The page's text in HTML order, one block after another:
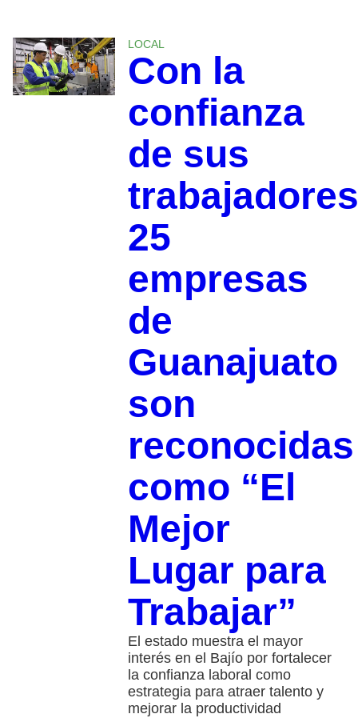
LOCAL
Con la
confianza
de sus
25
empresas
de
Guanajuato
son
reconocidas
como “El
Mejor
Lugar para
Trabajar”
El estado muestra el mayor
interés en el Bajío por fortalecer
la confianza laboral como
estrategia para atraer talento y
mejorar la productividad